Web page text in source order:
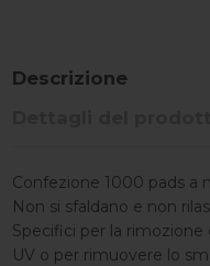
Descrizione
Confezione 1000 pads a
Non si sfaldano e non
Specifici per la
UV o per rimuovere lo